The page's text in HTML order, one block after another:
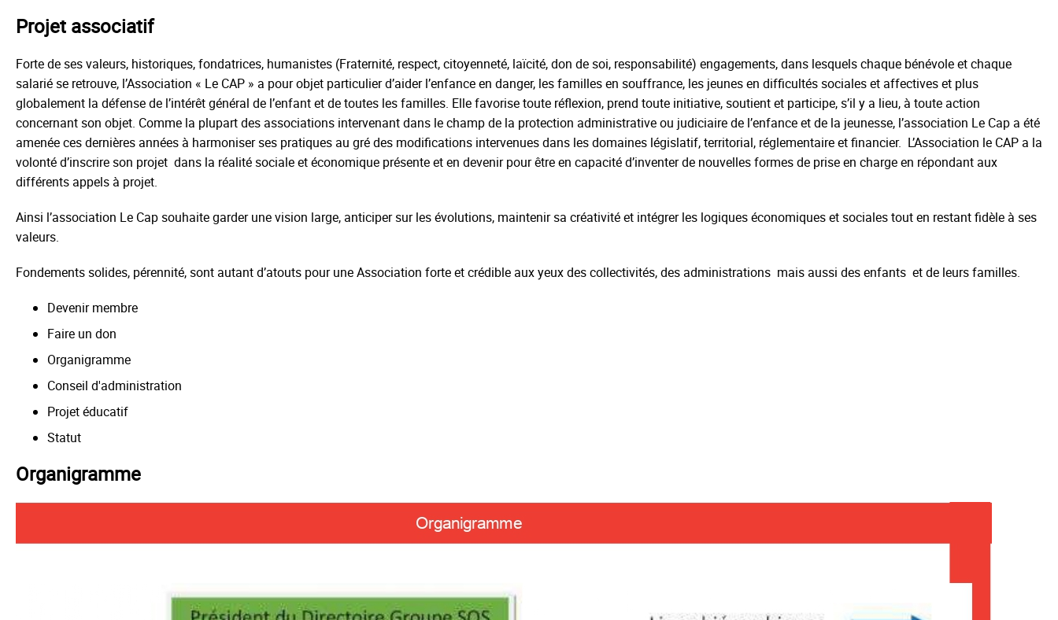
Projet associatif
Forte de ses valeurs, historiques, fondatrices, humanistes (Fraternité, respect, citoyenneté, laïcité, don de soi, responsabilité) engagements, dans lesquels chaque bénévole et chaque
salarié se retrouve, l’Association « Le CAP » a pour objet particulier d’aider l’enfance en danger, les familles en souffrance, les jeunes en difficultés sociales et affectives et plus
globalement la défense de l’intérêt général de l’enfant et de toutes les familles. Elle favorise toute réflexion, prend toute initiative, soutient et participe, s’il y a lieu, à toute action
concernant son objet. Comme la plupart des associations intervenant dans le champ de la protection administrative ou judiciaire de l’enfance et de la jeunesse, l’association Le Cap a été
amenée ces dernières années à harmoniser ses pratiques au gré des modifications intervenues dans les domaines législatif, territorial, réglementaire et financier. L’Association le CAP a la
volonté d’inscrire son projet dans la réalité sociale et économique présente et en devenir pour être en capacité d’inventer de nouvelles formes de prise en charge en répondant aux
différents appels à projet.
Ainsi l’association Le Cap souhaite garder une vision large, anticiper sur les évolutions, maintenir sa créativité et intégrer les logiques économiques et sociales tout en restant fidèle à ses
valeurs.
Fondements solides, pérennité, sont autant d’atouts pour une Association forte et crédible aux yeux des collectivités, des administrations mais aussi des enfants et de leurs familles.
Devenir membre
Faire un don
Organigramme
Conseil d'administration
Projet éducatif
Statut
Organigramme